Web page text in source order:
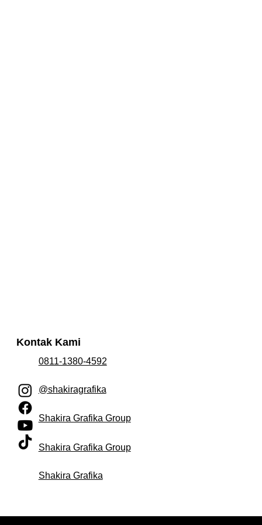
Kontak Kami
0811-1380-4592
@shakiragrafika
Shakira Grafika Group
Shakira Grafika Group
Shakira Grafika